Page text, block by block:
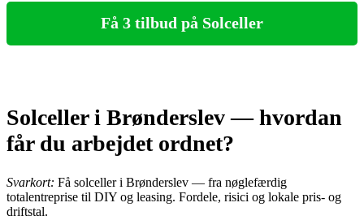
Få 3 tilbud på Solceller
Solceller i Brønderslev — hvordan
får du arbejdet ordnet?
Svarkort: Få solceller i Brønderslev — fra nøglefærdig
totalentreprise til DIY og leasing. Fordele, risici og lokale pris- og
driftstal.